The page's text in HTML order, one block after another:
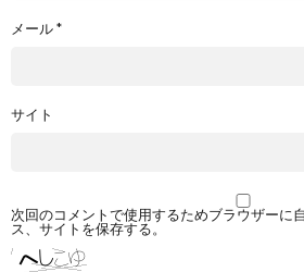
メール*
サイト
次回のコメントで使用するためブラウザーに
ス、サイトを保存する。